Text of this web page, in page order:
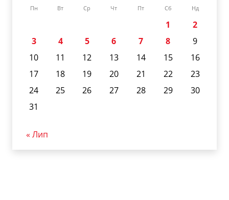
Пн Вт Ср Чт Пт Сб Нд
1
2
3
4 5 6 7 8
9
10
11 12 13 14 15
16
17
18 19 20 21 22
23
24
25 26 27 28 29
30
31
« Лип